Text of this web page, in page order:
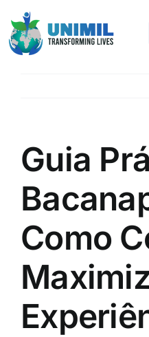
content
Guia
Como